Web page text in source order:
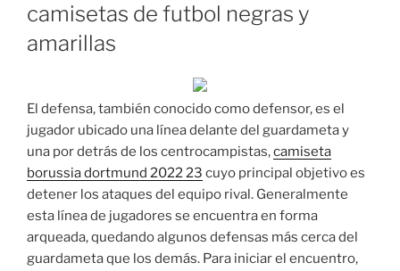
camisetas de futbol negras y
amarillas
El defensa, también conocido como defensor, es el
jugador ubicado una línea delante del guardameta y
una por detrás de los centrocampistas,camiseta
borussia dortmund 2022 23 cuyo principal objetivo es
detener los ataques del equipo rival. Generalmente
esta línea de jugadores se encuentra en forma
arqueada, quedando algunos defensas más cerca del
guardameta que los demás. Para iniciar el encuentro,